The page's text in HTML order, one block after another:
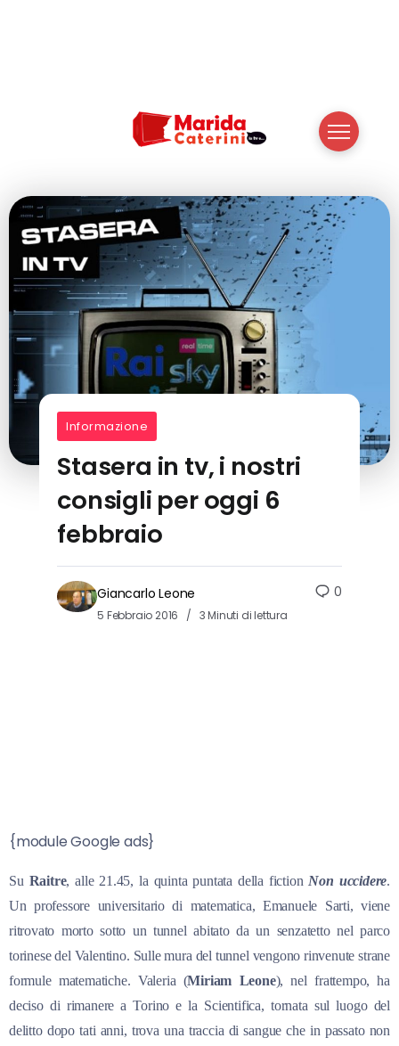
Informazione
Stasera in tv, i nostri
consigli per oggi 6
febbraio
Giancarlo Leone
5 Febbraio 2016 3 Minuti di lettura
0
{module Google ads}
Su Raitre, alle 21.45, la quinta puntata della fiction Non uccidere.
Un professore universitario di matematica, Emanuele Sarti, viene
ritrovato morto sotto un tunnel abitato da un senzatetto nel parco
torinese del Valentino. Sulle mura del tunnel vengono rinvenute strane
formule matematiche. Valeria (Miriam Leone), nel frattempo, ha
deciso di rimanere a Torino e la Scientifica, tornata sul luogo del
delitto dopo tati anni, trova una traccia di sangue che in passato non